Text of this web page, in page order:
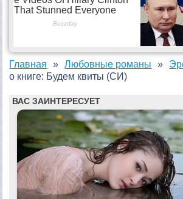
Главная Любовные романы
о книге: Будем квиты (СИ)